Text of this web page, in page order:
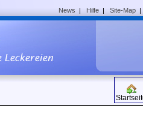
News | Hilfe | Site-Map |